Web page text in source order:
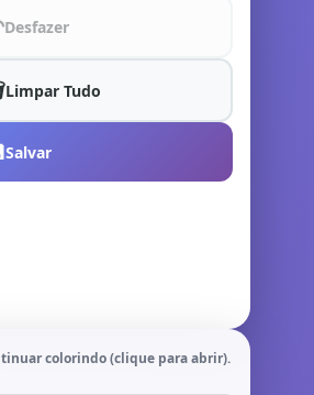
Desfazer
Limpar Tudo
Salvar
colorindo (clique para abrir).